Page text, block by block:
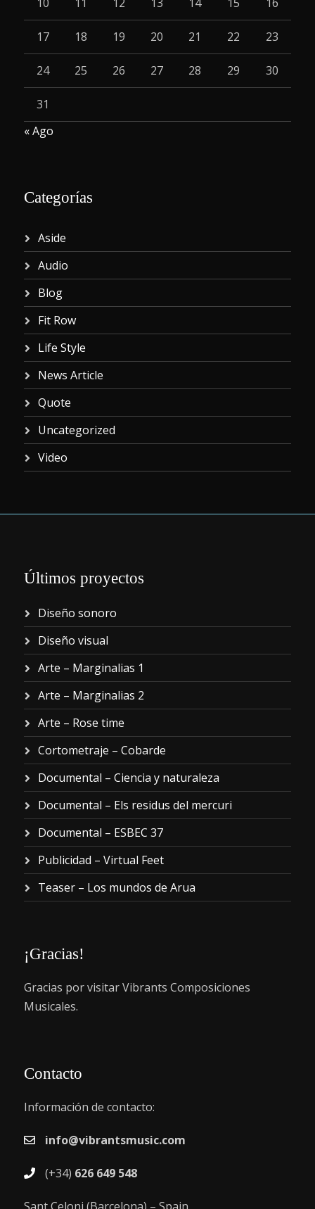
17 18 19 20 21 22 23
24 25 26 27 28 29 30
31
« Ago
Categorías
Aside
Audio
Blog
Fit Row
Life Style
News Article
Quote
Uncategorized
Video
Últimos proyectos
Diseño sonoro
Diseño visual
Arte – Marginalias 1
Arte – Marginalias 2
Arte – Rose time
Cortometraje – Cobarde
Documental – Ciencia y naturaleza
Documental – Els residus del mercuri
Documental – ESBEC 37
Publicidad – Virtual Feet
Teaser – Los mundos de Arua
¡Gracias!
Gracias por visitar Vibrants Composiciones
Musicales.
Contacto
Información de contacto:
info@vibrantsmusic.com
(+34) 626 649 548